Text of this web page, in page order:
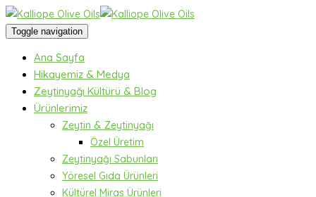
Toggle navigation
Ana Sayfa
Hikayemiz & Medya
Zeytinyağı Kültürü & Blog
Ürünlerimiz
Zeytin & Zeytinyağı
Özel Üretim
Zeytinyağı Sabunları
Yöresel Gıda Ürünleri
Kültürel Miras Ürünleri